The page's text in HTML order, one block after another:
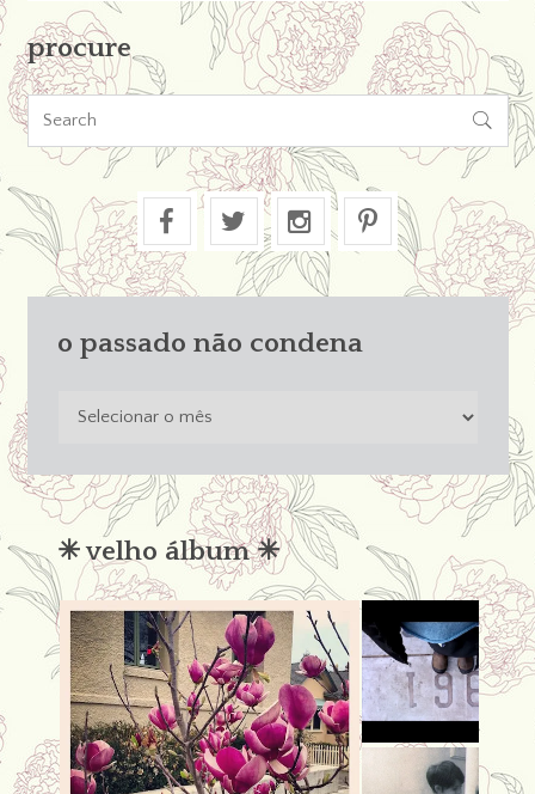
procure

o passado não condena
condena
✳︎ velho álbum ✳︎